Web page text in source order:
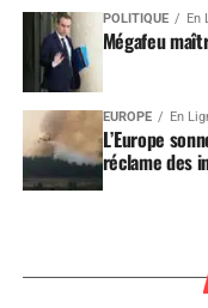
POLITIQUE En
Mégafeu
EUROPE En
L’Europe
réclame des